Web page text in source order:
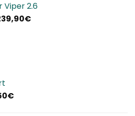
è:
144,00€.
Viper 2.6
€Il
€Il